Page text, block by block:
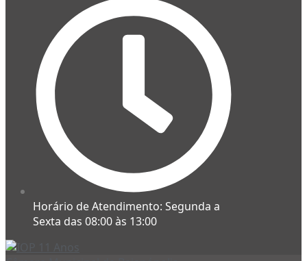
Horário de Atendimento: Segunda a
Sexta das 08:00 às 13:00